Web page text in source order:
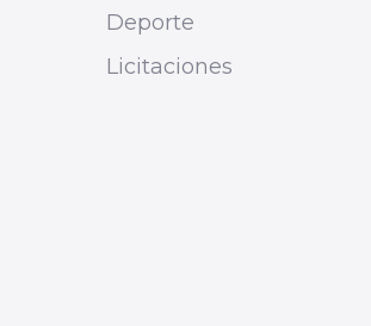
Deporte
Licitaciones